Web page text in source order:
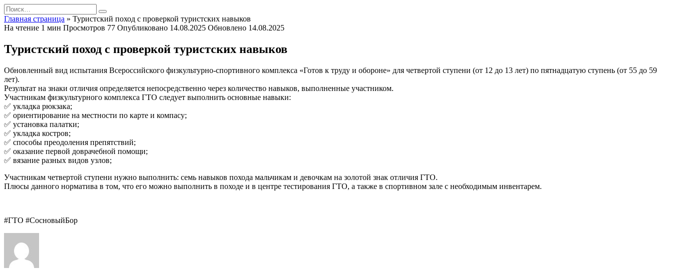
Перейти
к
содержанию
Search
for:
Главная страница » Туристский поход с проверкой туристских навыков
На чтение 1 мин Просмотров 77 Опубликовано 14.08.2025 Обновлено 14.08.2025
Туристский поход с проверкой туристских навыков
Обновленный вид испытания Всероссийского физкультурно-спортивного комплекса «Готов к труду и обороне» для четвертой ступени (от 12 до 13 лет) по пятнадцатую ступень (от 55 до 59
лет).
Результат на знаки отличия определяется непосредственно через количество навыков, выполненные участником.
Участникам физкультурного комплекса ГТО следует выполнить основные навыки:
✅ укладка рюкзака;
✅ ориентирование на местности по карте и компасу;
✅ установка палатки;
✅ укладка костров;
✅ способы преодоления препятствий;
✅ оказание первой доврачебной помощи;
✅ вязание разных видов узлов;
Участникам четвертой ступени нужно выполнить: семь навыков похода мальчикам и девочкам на золотой знак отличия ГТО.
Плюсы данного норматива в том, что его можно выполнить в походе и в центре тестирования ГТО, а также в спортивном зале с необходимым инвентарем.
#ГТО #СосновыйБор